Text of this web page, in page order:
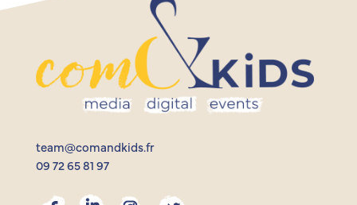
team@comandkids.fr
09 72 65 81 97